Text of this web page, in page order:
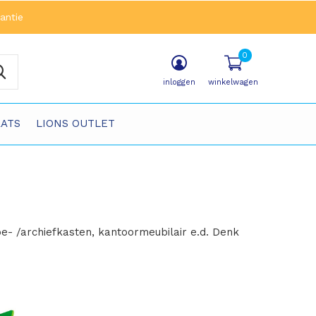
LIONS OUTLET
inloggen winkelwagen
0
/archiefkasten, kantoormeubilair e.d. Denk